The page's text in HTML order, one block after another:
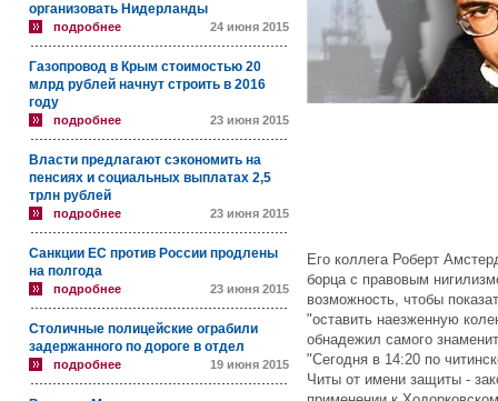
организовать Нидерланды
подробнее 24 июня 2015
Газопровод в Крым стоимостью 20
млрд рублей начнут строить в 2016
году
подробнее 23 июня 2015
Власти предлагают сэкономить на
пенсиях и социальных выплатах 2,5
трлн рублей
подробнее 23 июня 2015
Санкции ЕС против России продлены
на полгода
подробнее 23 июня 2015
Столичные полицейские ограбили
задержанного по дороге в отдел
подробнее 19 июня 2015
Его коллега Роберт
борца с правовым
возможность, чтобы
"оставить наезженную
обнадежил самого
"Сегодня в 14:20 по
Читы от имени защиты -